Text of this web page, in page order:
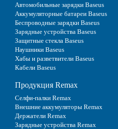
Автомобильные зарядки Baseus
Аккумуляторные батареи Baseus
Беспроводные зарядки Baseus
Зарядные устройства Baseus
Защитные стекла Baseus
Наушники Baseus
Хабы и разветвители Baseus
Кабели Baseus
Продукция Remax
Селфи-палки Remax
Внешние аккумуляторы Remax
Держатели Remax
Зарядные устройства Remax